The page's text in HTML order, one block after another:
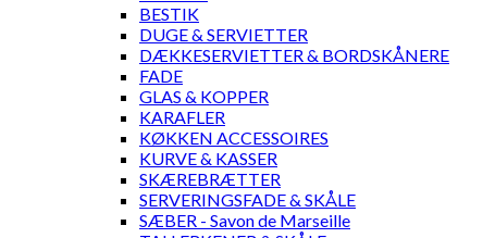
BESTIK
DUGE & SERVIETTER
DÆKKESERVIETTER & BORDSKÅNERE
FADE
GLAS & KOPPER
KARAFLER
KØKKEN ACCESSOIRES
KURVE & KASSER
SKÆREBRÆTTER
SERVERINGSFADE & SKÅLE
SÆBER - Savon de Marseille